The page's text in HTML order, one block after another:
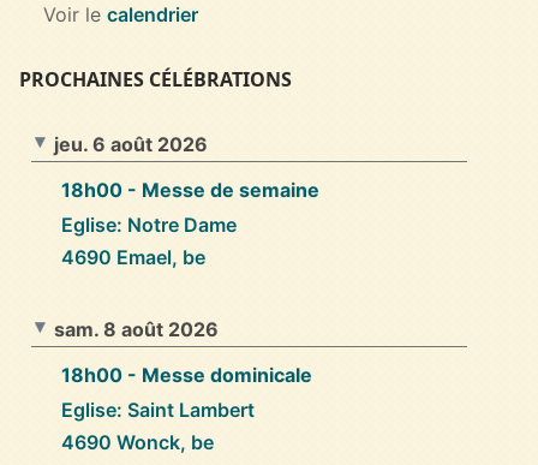
Voir le calendrier
PROCHAINES CÉLÉBRATIONS
jeu. 6 août 2026
18h00 - Messe de semaine
Eglise: Notre Dame
4690 Emael, be
sam. 8 août 2026
18h00 - Messe dominicale
Eglise: Saint Lambert
4690 Wonck, be